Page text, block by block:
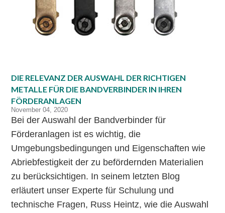
DIE RELEVANZ DER AUSWAHL DER RICHTIGEN
METALLE FÜR DIE BANDVERBINDER IN IHREN
FÖRDERANLAGEN
November 04, 2020
Bei der Auswahl der Bandverbinder für
Förderanlagen ist es wichtig, die
Umgebungsbedingungen und Eigenschaften wie
Abriebfestigkeit der zu befördernden Materialien
zu berücksichtigen. In seinem letzten Blog
erläutert unser Experte für Schulung und
technische Fragen, Russ Heintz, wie die Auswahl